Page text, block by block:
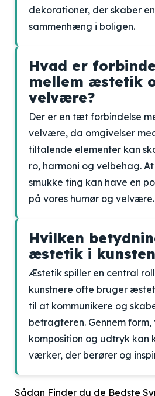
dekorationer, der skaber
sammenhæng i boligen.
Hvad er
mellem æstetik
velvære?
Der er en tæt forbindelse
velvære, da omgivelser
tiltalende elementer kan
ro, harmoni og velbehag.
smukke ting kan have en
på vores humør og velvære.
Hvilken
æstetik i
Æstetik spiller en central
kunstnere ofte bruger
til at kommunikere og
betragteren. Gennem
komposition og udtryk kan
værker, der berører og
Sådan Finder du de Bedste